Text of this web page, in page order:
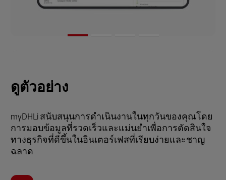
ดูตัวอย่าง
myDHLi สนับสนุนการดำเนินงานในทุกวันของคุณโดย
การมอบข้อมูลที่รวดเร็วและแม่นยำเพื่อการตัดสินใจ
ทางธุรกิจที่ดีขึ้นในอินเตอร์เฟสที่เรียบง่ายและชาญ
ฉลาด